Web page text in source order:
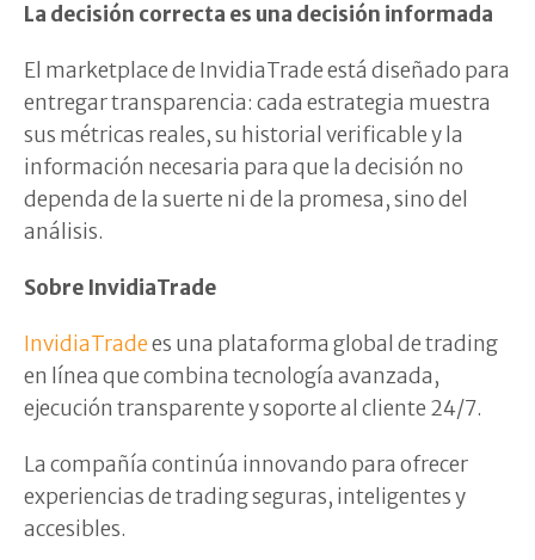
La decisión correcta es una decisión informada
El marketplace de InvidiaTrade está diseñado para
entregar transparencia: cada estrategia muestra
sus métricas reales, su historial verificable y la
información necesaria para que la decisión no
dependa de la suerte ni de la promesa, sino del
análisis.
Sobre InvidiaTrade
InvidiaTradees una plataforma global de trading
en línea que combina tecnología avanzada,
ejecución transparente y soporte al cliente 24/7.
La compañía continúa innovando para ofrecer
experiencias de trading seguras, inteligentes y
accesibles.